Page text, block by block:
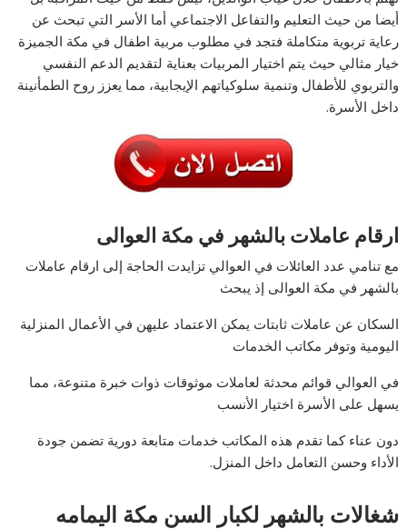
أيضا من حيث التعليم والتفاعل الاجتماعي أما الأسر التي تبحث عن
رعاية تربوية متكاملة فتجد في مطلوب مربية اطفال في مكة الجميزة
خيار مثالي حيث يتم اختيار المربيات بعناية لتقديم الدعم النفسي
والتربوي للأطفال وتنمية سلوكياتهم الإيجابية، مما يعزز روح الطمأنينة
داخل الأسرة.
ارقام عاملات بالشهر في مكة العوالى
مع تنامي عدد العائلات في العوالي تزايدت الحاجة إلى ارقام عاملات
بالشهر في مكة العوالى إذ يبحث
السكان عن عاملات ثابتات يمكن الاعتماد عليهن في الأعمال المنزلية
اليومية وتوفر مكاتب الخدمات
في العوالي قوائم محدثة لعاملات موثوقات ذوات خبرة متنوعة، مما
يسهل على الأسرة اختيار الأنسب
دون عناء كما تقدم هذه المكاتب خدمات متابعة دورية تضمن جودة
الأداء وحسن التعامل داخل المنزل.
شغالات بالشهر لكبار السن مكة اليمامه